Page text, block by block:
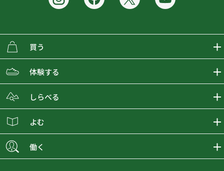
買う
ECMALLの商品をさがす
取り扱いブランド一覧
ショップブログ
会員募集
体験する
おとな女子登山部
グラビティリサーチ
しらべる
登山レポート
よむ
働く